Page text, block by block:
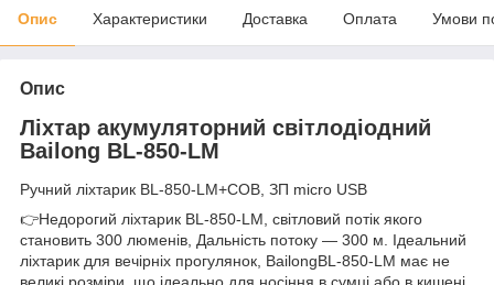
Опис Характеристики Доставка Оплата Умови
Опис
Ліхтар акумуляторний світлодіодний
Bailong BL-850-LM
Ручний ліхтарик BL-850-LM+COB, ЗП micro USB
👉Недорогий ліхтарик BL-850-LM, світловий потік якого
становить 300 люменів, Дальність потоку — 300 м. Ідеальний
ліхтарик для вечірніх прогулянок, BailongBL-850-LM має не